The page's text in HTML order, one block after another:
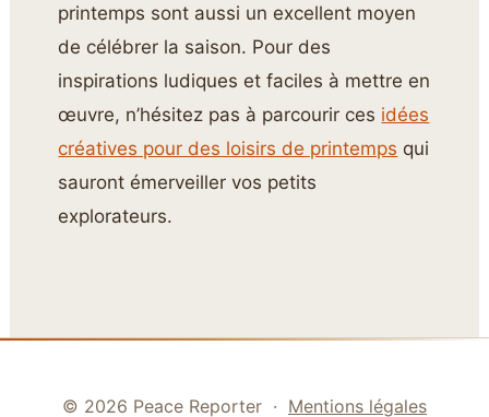
printemps sont aussi un excellent moyen
de célébrer la saison. Pour des
inspirations ludiques et faciles à mettre en
œuvre, n’hésitez pas à parcourir ces idées
créatives pour des loisirs de printemps qui
sauront émerveiller vos petits
explorateurs.
© 2026 Peace Reporter · Mentions légales